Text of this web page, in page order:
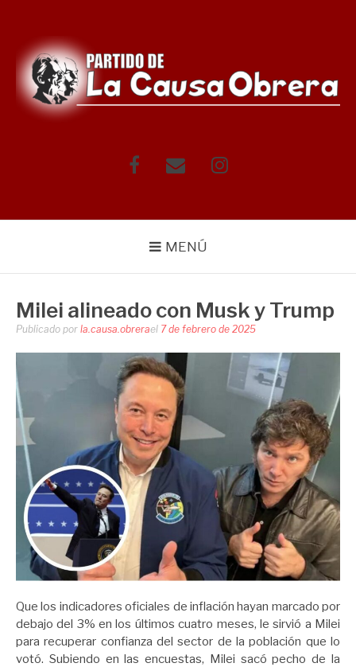
contenido
FacebookCorreo Instagram
MENÚ
Milei alineado con Musk y Trump
Publicado por la.causa.obrerael 7 de febrero de 2025
Que los indicadores oficiales de inflación hayan marcado por
debajo del 3% en los últimos cuatro meses, le sirvió a Milei
para recuperar confianza del sector de la población que lo
votó. Subiendo en las encuestas, Milei sacó pecho de la